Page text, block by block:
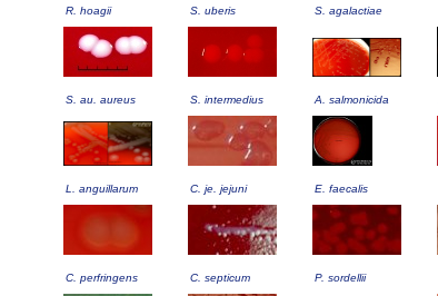
R. hoagii S. uberis S. agalactiae
S. au. aureus S. intermedius A. salmonicida
L. anguillarum C. je. jejuni E. faecalis
C. perfringens C. septicum P. sordellii